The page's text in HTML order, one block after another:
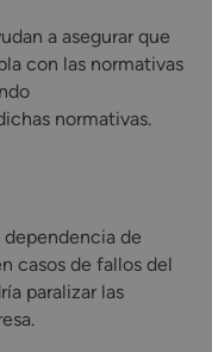
a asegurar que
con las normativas
normativas.
dependencia de
casos de fallos del
paralizar las